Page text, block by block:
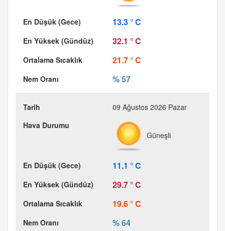
13.3 ° C
32.1 ° C
21.7 ° C
% 57
09 Ağustos 2026 Pazar
Güneşli
11.1 ° C
29.7 ° C
19.6 ° C
% 64